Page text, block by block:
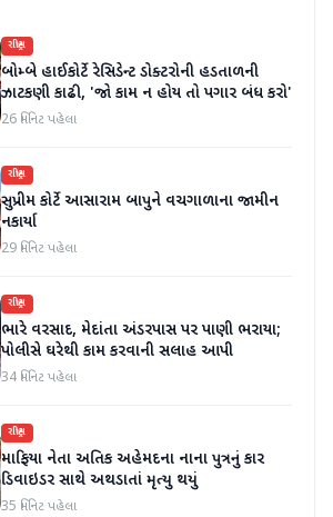
રાષ્ટ્રીય
બોમ્બે હાઈકોર્ટે રેસિડેન્ટ ડોક્ટરોની હડતાળની
ઝાટકણી કાઢી, 'જો કામ ન હોય તો પગાર બંધ કરો'
26 મિનિટ પહેલા
રાષ્ટ્રીય
સુપ્રીમ કોર્ટે આસારામ બાપુને વચગાળાના જામીન
નકાર્યા
29 મિનિટ પહેલા
રાષ્ટ્રીય
ભારે વરસાદ, મેદાંતા અંડરપાસ પર પાણી ભરાયા;
પોલીસે ઘરેથી કામ કરવાની સલાહ આપી
34 મિનિટ પહેલા
રાષ્ટ્રીય
માફિયા નેતા અતિક અહેમદના નાના પુત્રનું કાર
ડિવાઇડર સાથે અથડાતાં મૃત્યુ થયું
35 મિનિટ પહેલા